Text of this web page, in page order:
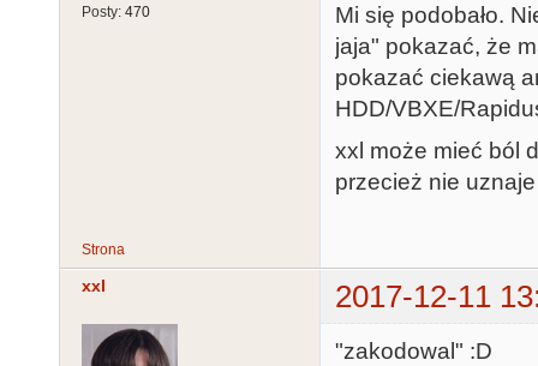
Posty: 470
Mi się podobało.
jaja" pokazać, że
pokazać ciekawą
HDD/VBXE/
xxl może mieć ból
przecież nie
Strona
xxl 2017-12-11
"zakodowal" :D